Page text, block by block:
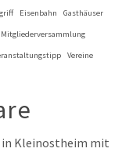
Eisenbahn Gasthäuser
Mitgliederversammlung
Vereine
in Kleinostheim mit